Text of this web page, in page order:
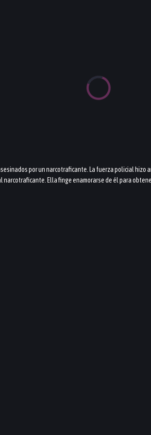
por un narcotraficante. La fuerza policial
Ella finge enamorarse de él para